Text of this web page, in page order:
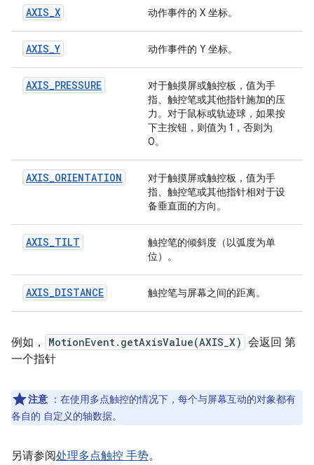
AXIS_X 动作事件的 X 坐标。
AXIS_Y 动作事件的 Y 坐标。
AXIS_PRESSURE
对于触摸屏或触控板，值为手
指、触控笔或其他指针施加的压
力。对于鼠标或轨迹球，如果按
下主按钮，则值为 1，否则为
0。
AXIS_ORIENTATION
对于触摸屏或触控板，值为手
指、触控笔或其他指针相对于设
备垂直面的方向。
AXIS_TILT
触控笔的倾斜度（以弧度为单
位）。
AXIS_DISTANCE 触控笔与屏幕之间的距离。
例如， MotionEvent.getAxisValue(AXIS_X) 会返回 第
一个指针
注意 ：在使用多点触控的情况下，每个与屏幕互动的对象都有
各自的 自定义的轴数据。
另请参阅处理多点触控 手势。